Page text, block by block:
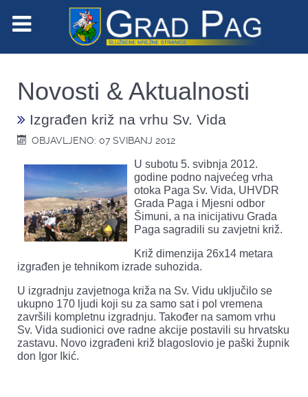
Novosti & Aktualnosti
Izgrađen križ na vrhu Sv. Vida
OBJAVLJENO: 07 SVIBANJ 2012
U subotu 5. svibnja 2012.
godine podno najvećeg vrha
otoka Paga Sv. Vida, UHVDR
Grada Paga i Mjesni odbor
Šimuni, a na inicijativu Grada
Paga sagradili su zavjetni križ.
Križ dimenzija 26x14 metara
izgrađen je tehnikom izrade suhozida.
U izgradnju zavjetnoga križa na Sv. Vidu uključilo se
ukupno 170 ljudi koji su za samo sat i pol vremena
završili kompletnu izgradnju. Također na samom vrhu
Sv. Vida sudionici ove radne akcije postavili su hrvatsku
zastavu. Novo izgrađeni križ blagoslovio je paški župnik
don Igor Ikić.